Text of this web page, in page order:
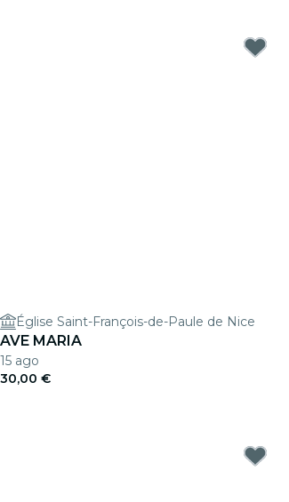
Église Saint-François-de-Paule de Nice
AVE MARIA
15 ago
30,00 €